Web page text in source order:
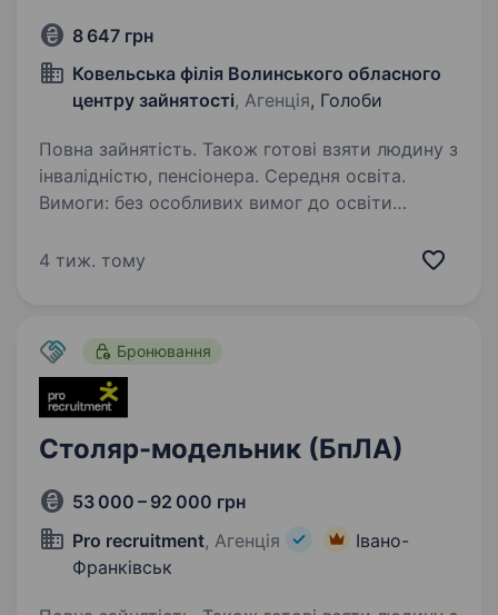
8 647 грн
Ковельська філія Волинського обласного
центру зайнятості, Агенція, Голоби
Повна зайнятість. Також готові взяти людину з
інвалідністю, пенсіонера. Середня освіта.
Вимоги: без особливих вимог до освіти
працевлаштування Соціальні переваги:
Дружній колектив…
4 тиж. тому
Бронювання
Столяр-модельник (БпЛА)
53 000 – 92 000 грн
Pro recruitment, Агенція
Івано-
Франківськ